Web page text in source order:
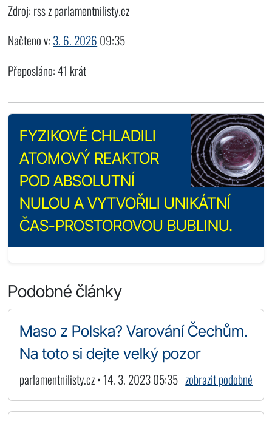
Zdroj: rss z parlamentnilisty.cz
Načteno v: 3. 6. 2026 09:35
Přeposláno: 41 krát
FYZIKOVÉ CHLADILI
ATOMOVÝ REAKTOR
POD ABSOLUTNÍ
NULOU A VYTVOŘILI UNIKÁTNÍ
ČAS-PROSTOROVOU BUBLINU.
Podobné články
Maso z Polska? Varování Čechům.
Na toto si dejte velký pozor
parlamentnilisty.cz • 14. 3. 2023 05:35 zobrazit podobné